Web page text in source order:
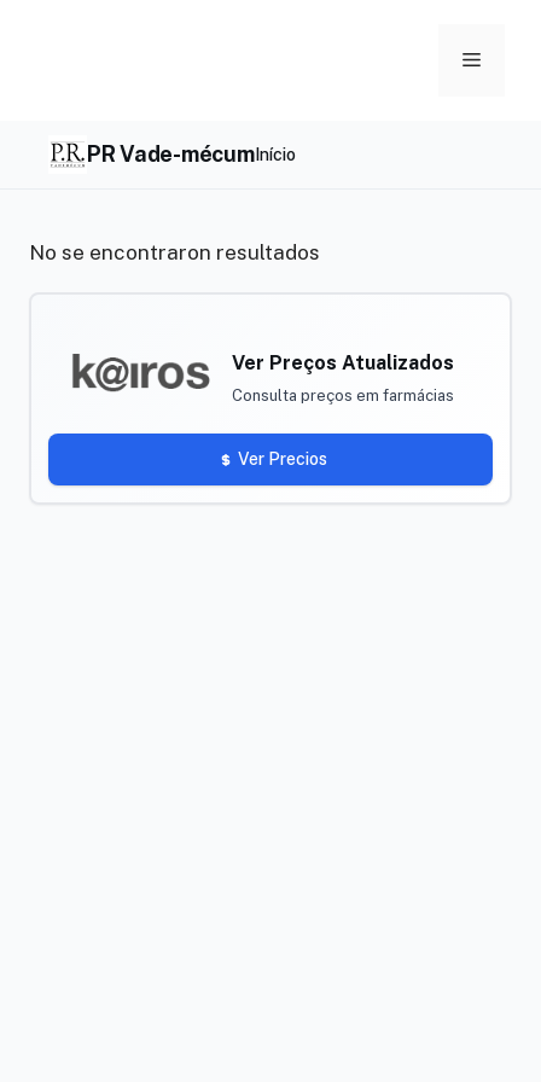
Menu
PR Vade-mécumInício
No se encontraron resultados
Ver Preços Atualizados
Consulta preços em farmácias
Ver Precios